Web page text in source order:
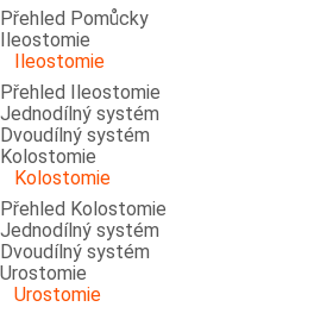
Přehled Pomůcky
Ileostomie
Ileostomie
Přehled Ileostomie
Jednodílný systém
Dvoudílný systém
Kolostomie
Kolostomie
Přehled Kolostomie
Jednodílný systém
Dvoudílný systém
Urostomie
Urostomie